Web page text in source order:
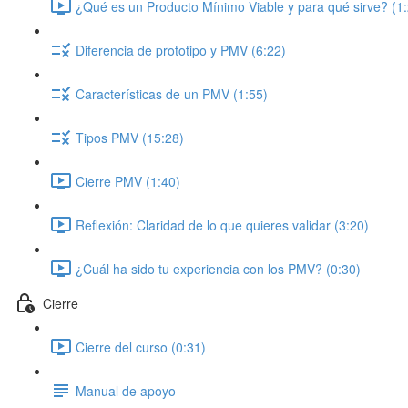
¿Qué es un Producto Mínimo Viable y para qué sirve?
Diferencia de prototipo y PMV (6:22)
Características de un PMV (1:55)
Tipos PMV (15:28)
Cierre PMV (1:40)
Reflexión: Claridad de lo que quieres validar (3:20)
¿Cuál ha sido tu experiencia con los PMV? (0:30)
Cierre
Cierre del curso (0:31)
Manual de apoyo